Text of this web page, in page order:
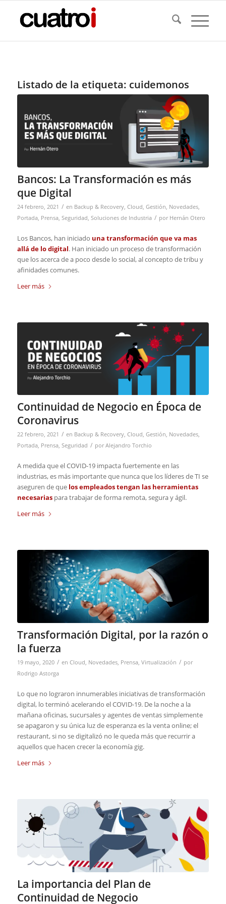
Listado de la etiqueta: cuidemonos
Bancos: La Transformación es más
que Digital
24 febrero, 2021 / en Backup & Recovery, Cloud Gestión Novedades,
Portada, Prensa, Seguridad Soluciones de Industria / por Hernán Otero
Los Bancos, han iniciado una transformación que va mas
allá de lo digital. Han iniciado un proceso de transformación
que los acerca de a poco desde lo social, al concepto de tribu y
afinidades comunes.
Leer más
Continuidad de Negocio en Época de
Coronavirus
22 febrero, 2021 / en Backup & Recovery, Cloud, Gestión, Novedades,
Portada, Prensa, Seguridad / porAlejandro Torchio
A medida que el COVID-19 impacta fuertemente en las
industrias, es más importante que nunca que los líderes de TI se
aseguren de que los empleados tengan las herramientas
necesariaspara trabajar de forma remota, segura y ágil.
Leer más
Transformación Digital, por la razón o
la fuerza
19 mayo, 2020 / en Cloud, Novedades, Prensa, Virtualización / por
Rodrigo Astorga
Lo que no lograron innumerables iniciativas de transformación
digital, lo terminó acelerando el COVID-19. De la noche a la
mañana oficinas, sucursales y agentes de ventas simplemente
se apagaron y su única luz de esperanza es la venta online; el
restaurant, si no se digitalizó no le queda más que recurrir a
aquellos que hacen crecer la economía gig.
Leer más
La importancia del Plan de
Continuidad de Negocio